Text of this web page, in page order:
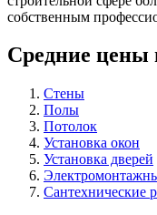
собственным
Средние цены
Стены
Полы
Потолок
Установка окон
Установка дверей
Сантехнические